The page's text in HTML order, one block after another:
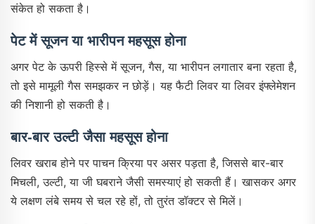
संकेत हो सकता है।
पेट में सूजन या भारीपन महसूस होना
अगर पेट के ऊपरी हिस्से में सूजन, गैस, या भारीपन लगातार बना रहता है,
तो इसे मामूली गैस समझकर न छोड़ें। यह फैटी लिवर या लिवर इंफ्लेमेशन
की निशानी हो सकती है।
बार-बार उल्टी जैसा महसूस होना
लिवर खराब होने पर पाचन क्रिया पर असर पड़ता है, जिससे बार-बार
मिचली, उल्टी, या जी घबराने जैसी समस्याएं हो सकती हैं। खासकर अगर
ये लक्षण लंबे समय से चल रहे हों, तो तुरंत डॉक्टर से मिलें।